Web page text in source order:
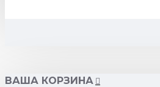
ВАША КОРЗИНА